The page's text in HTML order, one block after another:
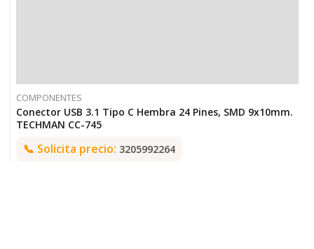
COMPONENTES
Conector USB 3.1 Tipo C Hembra 24 Pines, SMD 9x10mm.
TECHMAN CC-745
📞 Solicita precio: 3205992264